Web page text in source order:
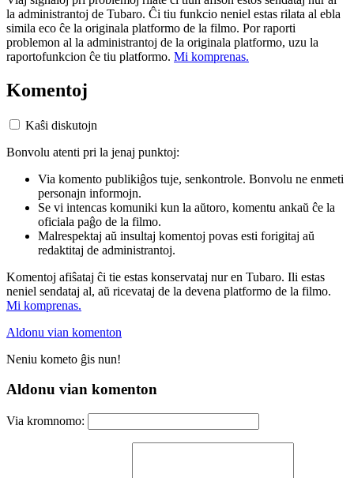
la administrantoj de Tubaro. Ĉi tiu funkcio neniel estas rilata al ebla
simila eco ĉe la originala platformo de la filmo. Por raporti
problemon al la administrantoj de la originala platformo, uzu la
raportofunkcion ĉe tiu platformo. Mi komprenas.
Komentoj
Kaŝi diskutojn
Bonvolu atenti pri la jenaj punktoj:
Via komento publikiĝos tuje, senkontrole. Bonvolu ne enmeti
personajn informojn.
Se vi intencas komuniki kun la aŭtoro, komentu ankaŭ ĉe la
oficiala paĝo de la filmo.
Malrespektaj aŭ insultaj komentoj povas esti forigitaj aŭ
redaktitaj de administrantoj.
Komentoj afiŝataj ĉi tie estas konservataj nur en Tubaro. Ili estas
neniel sendataj al, aŭ ricevataj de la devena platformo de la filmo.
Mi komprenas.
Aldonu vian komenton
Neniu kometo ĝis nun!
Aldonu vian komenton
Via kromnomo: